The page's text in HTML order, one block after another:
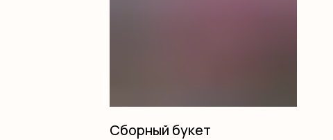
Сборный букет